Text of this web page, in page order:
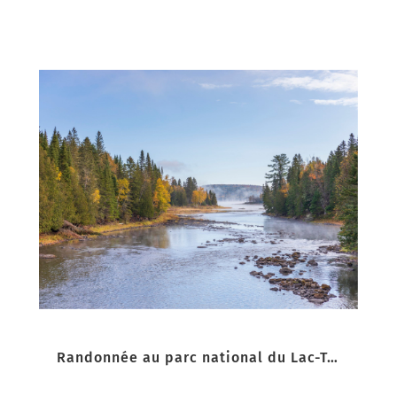
Randonnée au parc national du Lac-Témiscouata